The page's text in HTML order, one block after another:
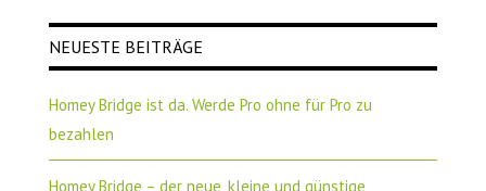
NEUESTE BEITRÄGE
Homey Bridge ist da. Werde Pro ohne für Pro zu
bezahlen
Homey Bridge – der neue, kleine und günstige